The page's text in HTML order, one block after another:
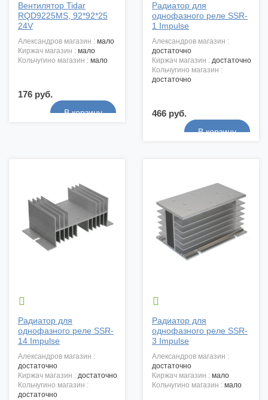
Вентилятор Tidar
RQD9225MS, 92*92*25
24V
александров магазин : мало
киржач магазин : мало
кольчугино магазин : мало
176 руб.
Радиатор для
однофазного реле SSR-
1 Impulse
александров магазин :
достаточно
киржач магазин : достаточно
кольчугино магазин :
достаточно
466 руб.

Радиатор для
однофазного реле SSR-
14 Impulse
александров магазин :
достаточно
киржач магазин : достаточно
кольчугино магазин :
достаточно

Радиатор для
однофазного реле SSR-
3 Impulse
александров магазин :
достаточно
киржач магазин : мало
кольчугино магазин : мало